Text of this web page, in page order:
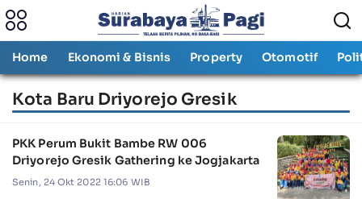
Home Ekonomi & Bisnis Property Otomotif
Kota Baru Driyorejo Gresik
PKK Perum Bukit Bambe RW 006
Driyorejo Gresik Gathering ke Jogjakarta
Senin, 24 Okt 2022 16:06 WIB